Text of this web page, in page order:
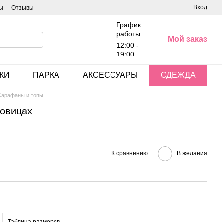
Отзывы Вход
График
работы:
12:00 -
19:00
Мой заказ
ПАРКА АКСЕССУАРЫ ОДЕЖДА
и топы
К сравнению В желания